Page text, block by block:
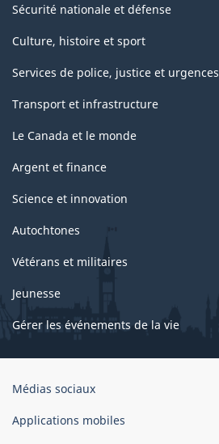
Sécurité nationale et défense
Culture, histoire et sport
Services de police, justice et urgences
Transport et infrastructure
Le Canada et le monde
Argent et finance
Science et innovation
Autochtones
Vétérans et militaires
Jeunesse
Gérer les événements de la vie
Organisation
gouvernement
Médias sociaux
Applications mobiles